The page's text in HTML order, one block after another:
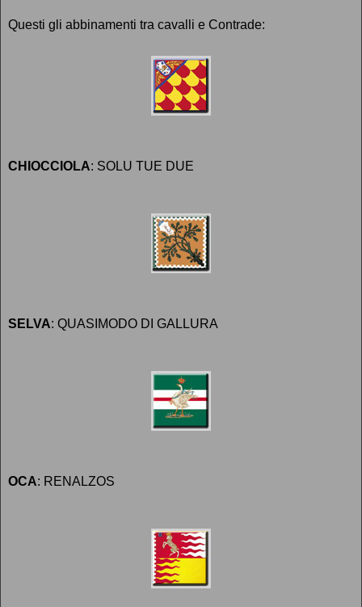
Questi gli abbinamenti tra cavalli e Contrade:
CHIOCCIOLA: SOLU TUE DUE
SELVA: QUASIMODO DI GALLURA
OCA: RENALZOS